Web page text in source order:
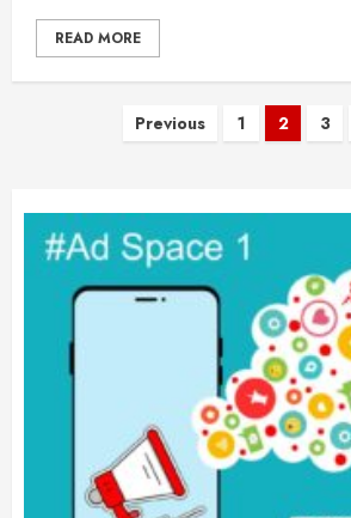
READ MORE
Posts
Previous 1 2 3